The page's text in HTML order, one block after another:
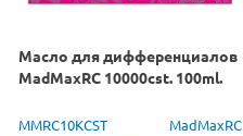
Масло для дифференциалов
MadMaxRC 10000cst. 100ml.
MMRC10KCST MadMaxRC